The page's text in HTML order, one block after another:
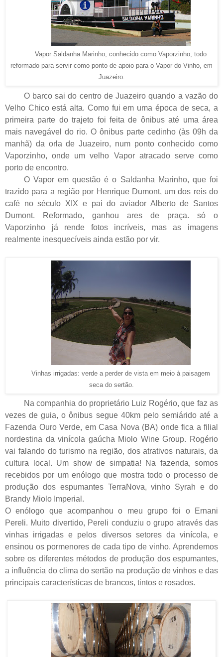
Vapor Saldanha Marinho, conhecido como Vaporzinho, todo
reformado para servir como ponto de apoio para o Vapor do Vinho, em
Juazeiro.
O barco sai do centro de Juazeiro quando a vazão do
Velho Chico está alta. Como fui em uma época de seca, a
primeira parte do trajeto foi feita de ônibus até uma área
mais navegável do rio. O ônibus parte cedinho (às 09h da
manhã) da orla de Juazeiro, num ponto conhecido como
Vaporzinho, onde um velho Vapor atracado serve como
porto de encontro.
O Vapor em questão é o Saldanha Marinho, que foi
trazido para a região por Henrique Dumont, um dos reis do
café no século XIX e pai do aviador Alberto de Santos
Dumont. Reformado, ganhou ares de praça. só o
Vaporzinho já rende fotos incríveis, mas as imagens
realmente inesquecíveis ainda estão por vir.
Vinhas irrigadas: verde a perder de vista em meio à paisagem
seca do sertão.
Na companhia do proprietário Luiz Rogério, que faz as
vezes de guia, o ônibus segue 40km pelo semiárido até a
Fazenda Ouro Verde, em Casa Nova (BA) onde fica a filial
nordestina da vinícola gaúcha Miolo Wine Group. Rogério
vai falando do turismo na região, dos atrativos naturais, da
cultura local. Um show de simpatia! Na fazenda, somos
recebidos por um enólogo que mostra todo o processo de
produção dos espumantes TerraNova, vinho Syrah e do
Brandy Miolo Imperial.
O enólogo que acompanhou o meu grupo foi o Ernani
Pereli. Muito divertido, Pereli conduziu o grupo através das
vinhas irrigadas e pelos diversos setores da vinícola, e
ensinou os pormenores de cada tipo de vinho. Aprendemos
sobre os diferentes métodos de produção dos espumantes,
a influência do clima do sertão na produção de vinhos e das
principais características de brancos, tintos e rosados.